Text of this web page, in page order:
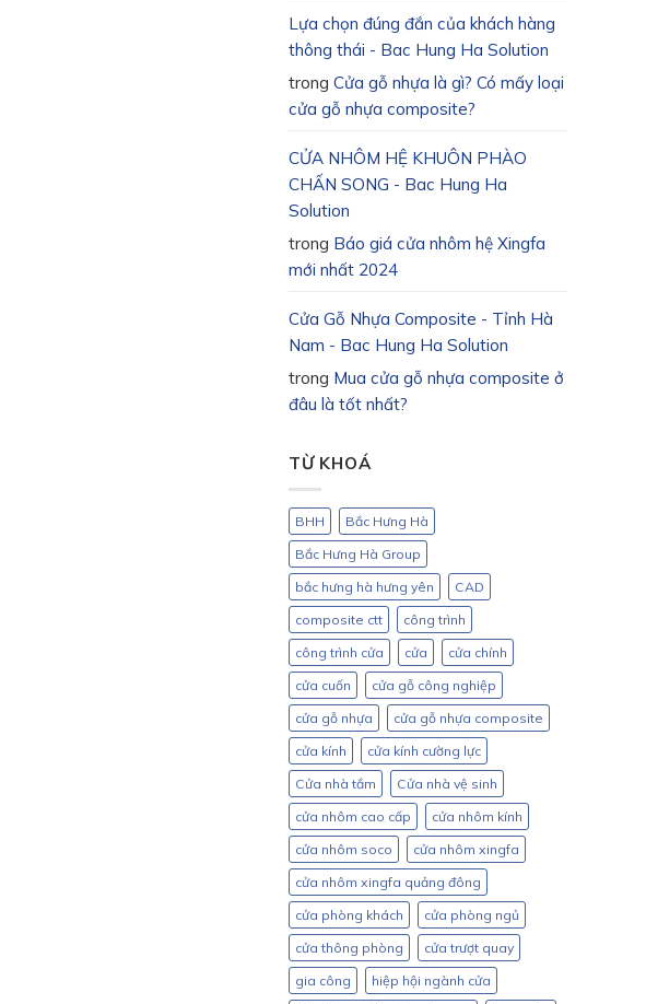
Lựa chọn đúng đắn của khách hàng
thông thái - Bac Hung Ha Solution
trong Cửa gỗ nhựa là gì? Có mấy loại
cửa gỗ nhựa composite?
CỬA NHÔM HỆ KHUÔN PHÀO
CHẤN SONG - Bac Hung Ha
Solution
trong Báo giá cửa nhôm hệ Xingfa
mới nhất 2024
Cửa Gỗ Nhựa Composite - Tỉnh Hà
Nam - Bac Hung Ha Solution
trong Mua cửa gỗ nhựa composite ở
đâu là tốt nhất?
TỪ KHOÁ
BHH
Bắc Hưng Hà
Bắc Hưng Hà Group
bắc hưng hà hưng yên
CAD
composite ctt
công trình
công trình cửa
cửa
cửa chính
cửa cuốn
cửa gỗ công nghiệp
cửa gỗ nhựa
cửa gỗ nhựa composite
cửa kính
cửa kính cường lực
Cửa nhà tắm
Cửa nhà vệ sinh
cửa nhôm cao cấp
cửa nhôm kính
cửa nhôm soco
cửa nhôm xingfa
cửa nhôm xingfa quảng đông
cửa phòng khách
cửa phòng ngủ
cửa thông phòng
cửa trượt quay
gia công
hiệp hội ngành cửa